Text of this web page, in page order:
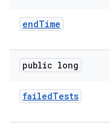
endTime
public long
failedTests